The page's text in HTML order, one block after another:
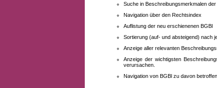
Suche in Beschreibungsmerkmalen
Navigation über den Rechtsindex
Auflistung der neu erschienenen BGBl
Sortierung (auf- und absteigend) nach
Anzeige aller relevanten
Anzeige der wichtigsten
verursachen.
Navigation von BGBl zu davon